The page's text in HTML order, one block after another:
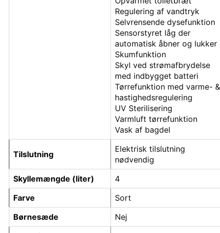
Regulering af vandtryk
Selvrensende dysefunktion
Sensorstyret låg der
automatisk åbner og lukker
Skumfunktion
Skyl ved strømafbrydelse
med indbygget batteri
Tørrefunktion med varme- &
hastighedsregulering
UV Sterilisering
Varmluft tørrefunktion
Vask af bagdel
Tilslutning
Elektrisk tilslutning
nødvendig
Skyllemængde (liter)
4
Farve
Sort
Børnesæde
Nej